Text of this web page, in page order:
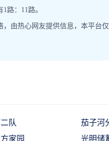
路：11路。
由热心网友提供信息，本平台
队 茄子河
家园 光明储